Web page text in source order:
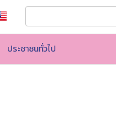
ประชาชนทั่วไป